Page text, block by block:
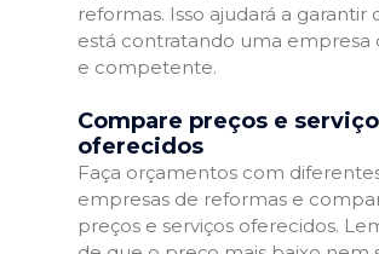
reformas. Isso ajudará a garantir
está contratando uma empresa
e competente.
Compare preços e
oferecidos
Faça orçamentos com
empresas de reformas e
preços e serviços oferecidos.